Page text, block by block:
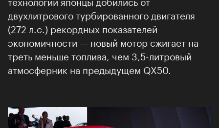
двухлитрового турбированного двигателя
(272 л.с.) рекордных показателей
экономичности — новый мотор сжигает на
треть меньше топлива, чем 3,5-литровый
атмосферник на предыдущем QX50.